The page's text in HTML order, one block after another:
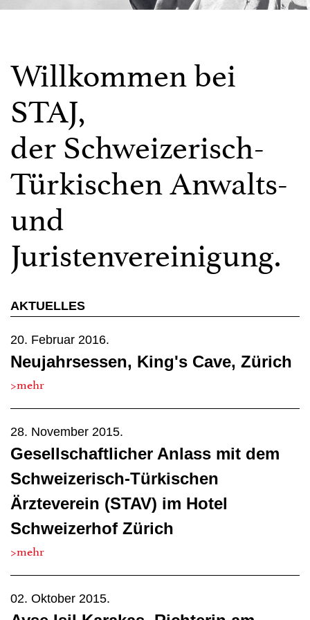
Willkommen bei
STAJ,
der Schweizerisch-
Türkischen Anwalts-
und
Juristenvereinigung.
AKTUELLES
20. Februar 2016.
Neujahrsessen, King's Cave, Zürich
>mehr
28. November 2015.
Gesellschaftlicher Anlass mit dem
Schweizerisch-Türkischen
Ärzteverein (STAV) im Hotel
Schweizerhof Zürich
>mehr
02. Oktober 2015.